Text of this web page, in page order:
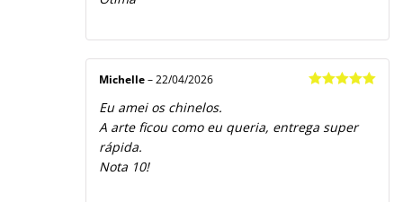
Michelle – 22/04/2026
Eu amei os chinelos.
A arte ficou como eu queria, entrega super
rápida.
Nota 10!